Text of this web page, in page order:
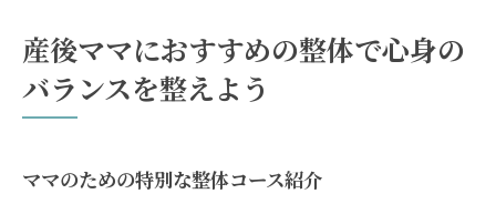
産後ママにおすすめの整体で心身の
バランスを整えよう
ママのための特別な整体コース紹介